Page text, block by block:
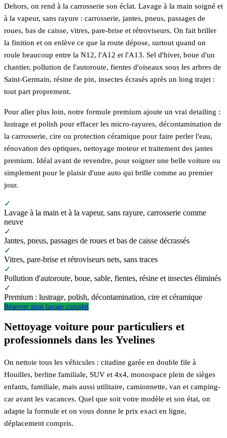
Dehors, on rend à la carrosserie son éclat. Lavage à la main soigné et
à la vapeur, sans rayure : carrosserie, jantes, pneus, passages de
roues, bas de caisse, vitres, pare-brise et rétroviseurs. On fait briller
la finition et on enlève ce que la route dépose, surtout quand on
roule beaucoup entre la N12, l'A12 et l'A13. Sel d'hiver, boue d'un
chantier, pollution de l'autoroute, fientes d'oiseaux sous les arbres de
Saint-Germain, résine de pin, insectes écrasés après un long trajet :
tout part proprement.
Pour aller plus loin, notre formule premium ajoute un vrai detailing :
lustrage et polish pour effacer les micro-rayures, décontamination de
la carrosserie, cire ou protection céramique pour faire perler l'eau,
rénovation des optiques, nettoyage moteur et traitement des jantes
premium. Idéal avant de revendre, pour soigner une belle voiture ou
simplement pour le plaisir d'une auto qui brille comme au premier
jour.
✓
Lavage à la main et à la vapeur, sans rayure, carrosserie comme
neuve
✓
Jantes, pneus, passages de roues et bas de caisse décrassés
✓
Vitres, pare-brise et rétroviseurs nets, sans traces
✓
Pollution d'autoroute, boue, sable, fientes, résine et insectes éliminés
✓
Premium : lustrage, polish, décontamination, cire et céramique
Réserver mon lavage complet
Nettoyage voiture pour particuliers et
professionnels dans les Yvelines
On nettoie tous les véhicules : citadine garée en double file à
Houilles, berline familiale, SUV et 4x4, monospace plein de sièges
enfants, familiale, mais aussi utilitaire, camionnette, van et camping-
car avant les vacances. Quel que soit votre modèle et son état, on
adapte la formule et on vous donne le prix exact en ligne,
déplacement compris.